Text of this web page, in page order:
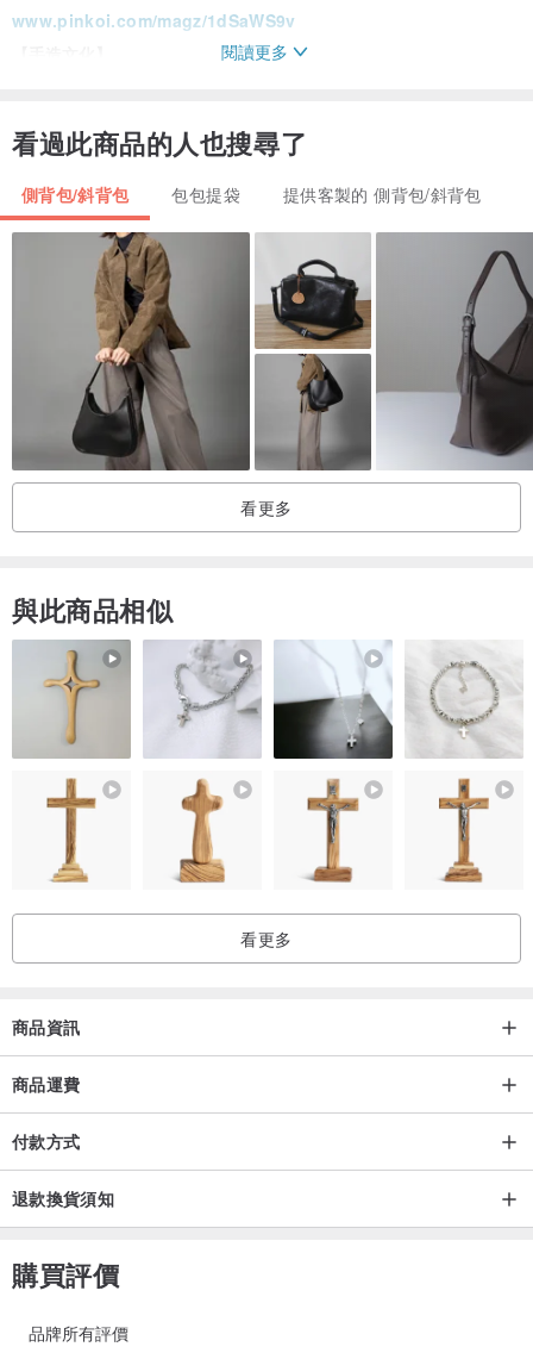
www.pinkoi.com/magz/1dSaWS9v
並且把年輕時尚的風格融合在傳統手工藝上，
Leatherwood堅持在生產過程中都必須經由人手從而無法大量生產，
我們只想給你“獨一無二”。
材料 : 頭層牛皮 , 白木
重量 : 440克
外體積 : 高14cm 寬20cm 深7cm
內體積 : 高13.5cm 寬17.8cm 深4.8cm
顏色 : 橘黃色 土黃色 酒紅色 攻紅色 黑色 墨綠色 棕色 原色
(皮革有8顏色選擇 , 更可以在木箱上加上個人名字或logo)
閱讀更多
看過此商品的人也搜尋了
側背包/斜背包 包包提袋 提供客製的 側背包/斜背包
看更多
與此商品相似
看更多
商品資訊
商品運費
付款方式
退款換貨須知
購買評價
品牌所有評價